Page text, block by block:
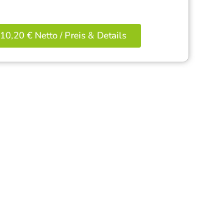
10,20 € Netto / Preis & Details